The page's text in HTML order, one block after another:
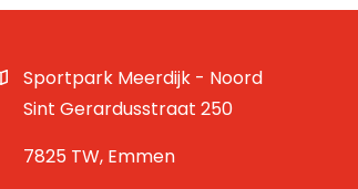
Sportpark Meerdijk - Noord
Sint Gerardusstraat 250
7825 TW, Emmen